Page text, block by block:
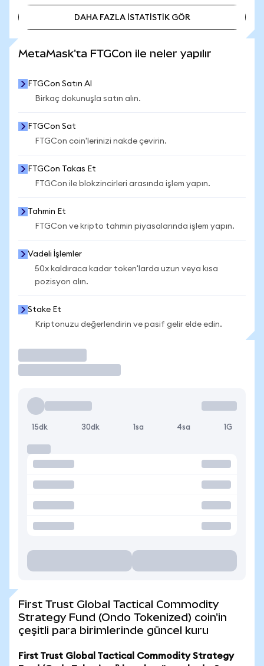
DAHA FAZLA İSTATİSTİK GÖR
MetaMask'ta FTGCon ile neler yapılır
FTGCon Satın Al
Birkaç dokunuşla satın alın.
FTGCon Sat
FTGCon coin'lerinizi nakde çevirin.
FTGCon Takas Et
FTGCon ile blokzincirleri arasında işlem yapın.
Tahmin Et
FTGCon ve kripto tahmin piyasalarında işlem yapın.
Vadeli İşlemler
50x kaldıraca kadar token'larda uzun veya kısa
pozisyon alın.
Stake Et
Kriptonuzu değerlendirin ve pasif gelir elde edin.
15dk 30dk 1sa 4sa 1G
First Trust Global Tactical Commodity
Strategy Fund (Ondo Tokenized) coin'in
çeşitli para birimlerinde güncel kuru
First Trust Global Tactical Commodity Strategy